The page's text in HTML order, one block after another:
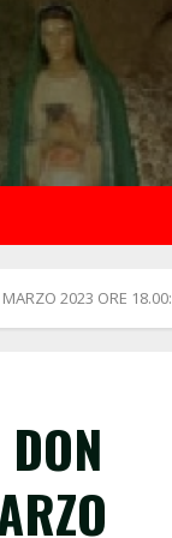
2023 ORE 18.00: